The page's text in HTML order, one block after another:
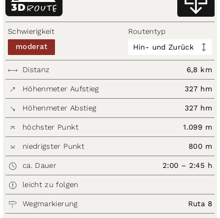
ROUTE
3D
Schwierigkeit
moderat
Routentyp
Hin- und Zurück
Distanz 6,8 km
Höhenmeter Aufstieg 327 hm
Höhenmeter Abstieg 327 hm
höchster Punkt 1.099 m
niedrigster Punkt 800 m
ca. Dauer 2:00 – 2:45 h
leicht zu folgen
Wegmarkierung Ruta 8